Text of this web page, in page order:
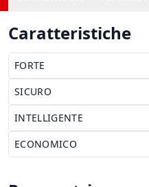
Caratteristiche
FORTE
SICURO
INTELLIGENTE
ECONOMICO